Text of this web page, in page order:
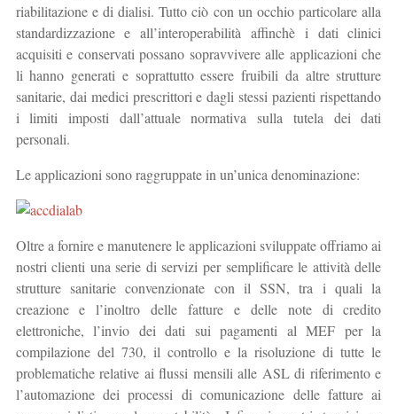
riabilitazione e di dialisi. Tutto ciò con un occhio particolare alla
standardizzazione e all’interoperabilità affinchè i dati clinici
acquisiti e conservati possano sopravvivere alle applicazioni che
li hanno generati e soprattutto essere fruibili da altre strutture
sanitarie, dai medici prescrittori e dagli stessi pazienti rispettando
i limiti imposti dall’attuale normativa sulla tutela dei dati
personali.
Le applicazioni sono raggruppate in un’unica denominazione:
Oltre a fornire e manutenere le applicazioni sviluppate offriamo ai
nostri clienti una serie di servizi per semplificare le attività delle
strutture sanitarie convenzionate con il SSN, tra i quali la
creazione e l’inoltro delle fatture e delle note di credito
elettroniche, l’invio dei dati sui pagamenti al MEF per la
compilazione del 730, il controllo e la risoluzione di tutte le
problematiche relative ai flussi mensili alle ASL di riferimento e
l’automazione dei processi di comunicazione delle fatture ai